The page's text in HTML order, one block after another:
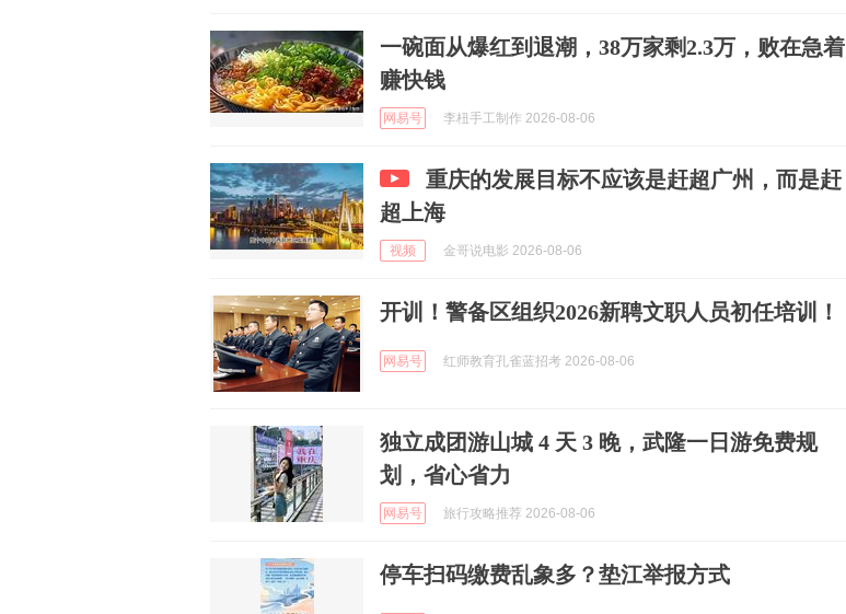
一碗面从爆红到退潮，38万家剩2.3万，败在急着
赚快钱
网易号 李杻手工制作 2026-08-06
重庆的发展目标不应该是赶超广州，而是赶
超上海
视频 金哥说电影 2026-08-06
开训！警备区组织2026新聘文职人员初任培训！
网易号 红师教育孔雀蓝招考 2026-08-06
独立成团游山城 4 天 3 晚，武隆一日游免费规
划，省心省力
网易号 旅行攻略推荐 2026-08-06
停车扫码缴费乱象多？垫江举报方式